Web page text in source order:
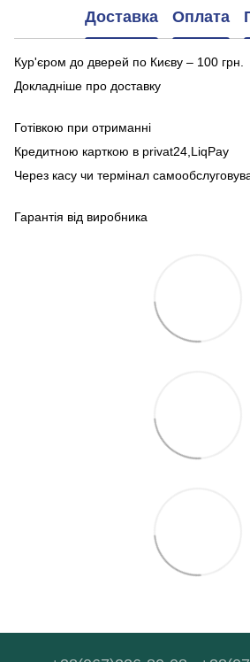
Доставка Оплата
Кур'єром до дверей по Києву – 100 грн.
Докладніше про доставку
Готівкою при отриманні
Кредитною карткою в privat24,LiqPay
Через касу чи термінал
Гарантія від виробника